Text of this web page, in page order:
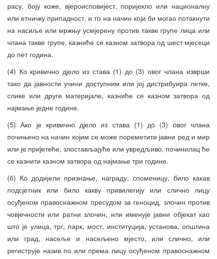
расу, боју коже, вјероисповијест, поријекло или националну
или етничку припадност, и то на начин који би могао потакнути
на насиље или мржњу усмјерену против такве групе лица или
члана такве групе, казниће се казном затвора од шест мјесеци
до пет година.
(4) Ко кривично дјело из става (1) до (3) овог члана изврши
тако да јавности учини доступним или јој дистрибуира летке,
слике или друге материјале, казниће се казном затвора од
најмање једне године.
(5) Ако је кривично дјело из става (1) до (3) овог члана
почињено на начин којим се може пореметити јавни ред и мир
или је пријетеће, злостављајуће или увредљиво, починилац ће
се казнити казном затвора од најмање три године.
(6) Ко додијели признање, награду, споменицу, било какав
подсјетник или било какву привилегију или слично лицу
осуђеном правоснажном пресудом за геноцид, злочин против
човјечности или ратни злочин, или именује јавни објекат као
што је улица, трг, парк, мост, институција, установа, општина
или град, насеље и насељено мјесто, или слично, или
региструје назив по или према лицу осуђеном правоснажном